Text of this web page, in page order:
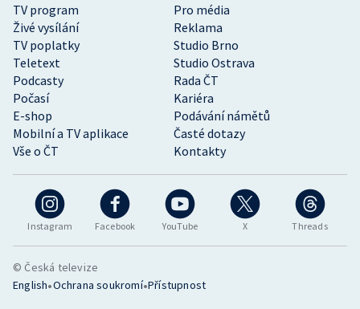
Instagram Facebook YouTube X Threads
TV program
Pro média
Živé vysílání
Reklama
TV poplatky
Studio Brno
Teletext
Studio Ostrava
Podcasty
Rada ČT
Počasí
Kariéra
E-shop
Podávání námětů
Mobilní a TV aplikace
Časté dotazy
Vše o ČT
Kontakty
© Česká televize
English•Ochrana soukromí•Přístupnost